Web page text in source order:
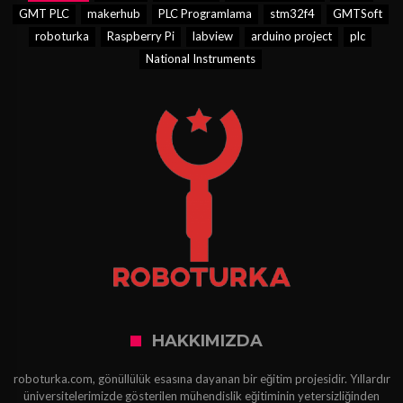
GMT PLC makerhub PLC Programlama stm32f4
GMTSoft
roboturka
Raspberry Pi labview arduino project
plc
National Instruments
HAKKIMIZDA
roboturka.com, gönüllülük esasına dayanan bir eğitim projesidir. Yıllardır
üniversitelerimizde gösterilen mühendislik eğitiminin yetersizliğinden